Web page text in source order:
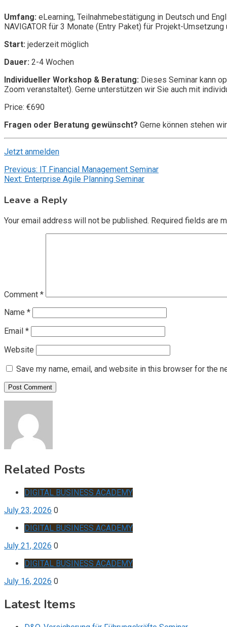
Umfang: eLearning, Teilnahmebestätigung in Deutsch und
NAVIGATOR für 3 Monate (Entry Paket) für Projekt-
Start: jederzeit möglich
Dauer: 2-4 Wochen
Individueller Workshop & Beratung: Dieses Seminar kann
Zoom veranstaltet). Gerne unterstützen wir Sie auch mit
Price: €690
Fragen oder Beratung gewünscht? Gerne können stehen
Jetzt anmelden
Post
navigation
Previous: IT Financial Management Seminar
Next: Enterprise Agile Planning Seminar
Leave a Reply
Your email address will not be published. Required fields are
Comment *
Name *
Email *
Website
Save my name, email, and website in this browser for the
Related Posts
DIGITAL BUSINESS ACADEMY
July 23, 2026 0
DIGITAL BUSINESS ACADEMY
July 21, 2026 0
DIGITAL BUSINESS ACADEMY
July 16, 2026 0
Latest Items